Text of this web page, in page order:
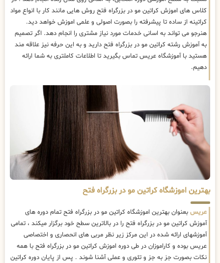
کلاس های اموزش کراتین مو در بزرگراه فتح روش هایی مانند کار با انواع مواد
کراتینه از ساده تا پیشرفته را بصورت اصولی و علمی اموزش خواهد دید.
هنرجو می تواند به اسانی خدمات مورد نیاز مشتری را انجام دهد. اگر تصمیم
به آموزش رشته کراتین مو در بزرگراه فتح دارید و به این حرفه نیز علاقه مند
هستید با آموزشگاه عریس تماس بگیرید تا اطلاعات کاملتری به شما ارائه
دهیم.
بهترین اموزشگاه کراتین مو در بزرگراه فتح
عریس بعنوان بهترین اموزشگاه کراتین مو در بزرگراه فتح تمام دوره های
آموزش کراتین مو در بزرگراه فتح را در بالاترین سطح خود برگزار میکند ، تمامی
آموزشهای ارائه شده در این مرکز زیر نظر مربی های انحصاری و اختصاصی
عریس بوده و کاراموزان در طی دوره اموزش کراتین مو در بزرگراه فتح با همه
نکات بصورت جز به جز و تئوری و عملی آشنا شوند . پس از پایان دوره کراتین